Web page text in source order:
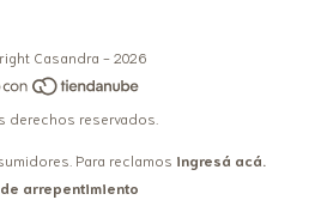
Casandra - 2026
derechos reservados.
Para reclamos ingresá acá.
arrepentimiento